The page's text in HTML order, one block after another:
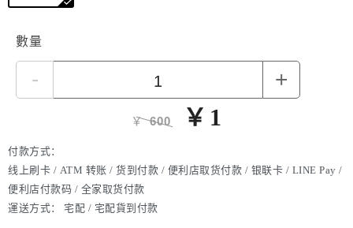
數量
- +
￥600 ￥ 1
付款方式：
线上刷卡 / ATM 转账 / 货到付款 / 便利店取货付款 / 银联卡 / LINE Pay /
便利店付款码 / 全家取货付款
運送方式：
宅配 / 宅配貨到付款